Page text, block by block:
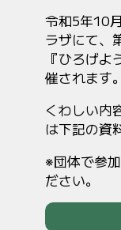
令和5年10
ラザにて、
『ひろげ
催されます。
くわしい内
は下記の資
※団体で参
ださい。